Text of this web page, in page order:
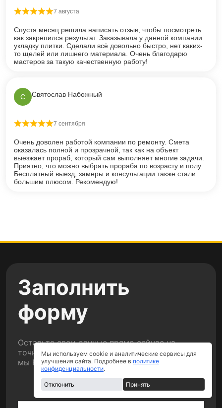
Оценка5из 5
7 августа
Спустя месяц решила написать отзыв, чтобы посмотреть
как закрепился результат. Заказывала у данной компании
укладку плитки. Сделали всё довольно быстро, нет каких-
то щелей или лишнего материала. Очень благодарю
мастеров за такую качественную работу!
С Святослав Набожный
Оценка5из 5
7 сентября
Очень доволен работой компании по ремонту. Смета
оказалась полной и прозрачной, так как на объект
выезжает прораб, который сам выполняет многие задачи.
Приятно, что можно выбрать прораба по возрасту и полу.
Бесплатный выезд, замеры и консультации также стали
большим плюсом. Рекомендую!
Заполнить
форму
Оставьте свои данные прямо сейчас на
точный расчет стоимости вашего ремонта и
мы Вам перезвоним.
Мы используем cookie и аналитические сервисы для
улучшения сайта. Подробнее в политике
конфиденциальности.
Отклонить Принять